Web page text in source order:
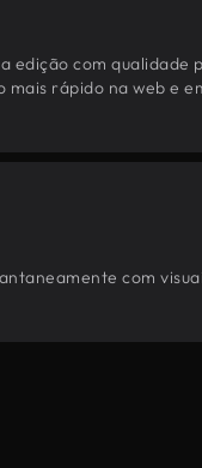
edição com qualidade
rápido na web e
com